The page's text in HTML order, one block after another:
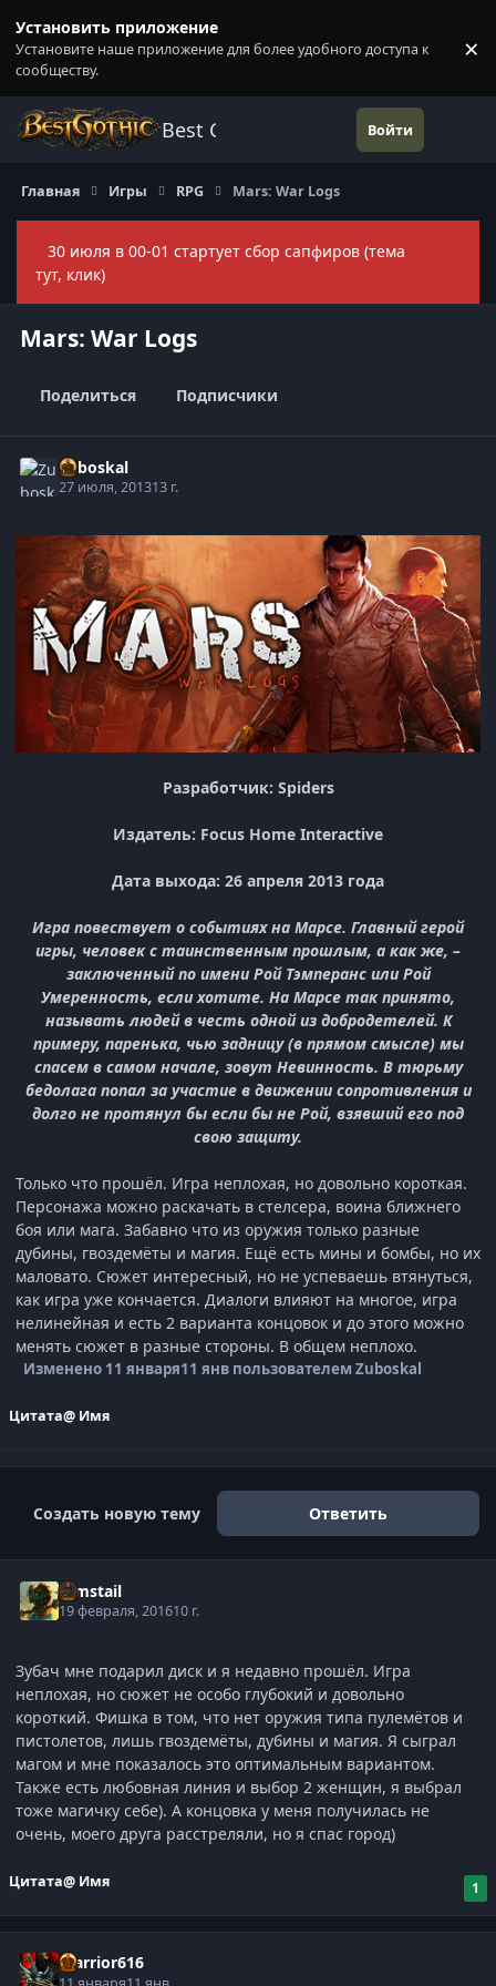
Установить приложение
Установите наше приложение для более удобного доступа к
сообществу.
×
Best Gothic Forums Войти
Главная Игры RPG Mars: War Logs
30 июля в 00-01 стартует сбор сапфиров (тема
тут, клик)
Mars: War Logs
Поделиться Подписчики
Zuboskal
27 июля, 201313 г.
Разработчик: Spiders
Издатель: Focus Home Interactive
Дата выхода: 26 апреля 2013 года
Игра повествует о событиях на Марсе. Главный герой
игры, человек с таинственным прошлым, а как же, –
заключенный по имени Рой Тэмперанс или Рой
Умеренность, если хотите. На Марсе так принято,
называть людей в честь одной из добродетелей. К
примеру, паренька, чью задницу (в прямом смысле) мы
спасем в самом начале, зовут Невинность. В тюрьму
бедолага попал за участие в движении сопротивления и
долго не протянул бы если бы не Рой, взявший его под
свою защиту.
Только что прошёл. Игра неплохая, но довольно короткая.
Персонажа можно раскачать в стелсера, воина ближнего
боя или мага. Забавно что из оружия только разные
дубины, гвоздемёты и магия. Ещё есть мины и бомбы, но их
маловато. Сюжет интересный, но не успеваешь втянуться,
как игра уже кончается. Диалоги влияют на многое, игра
нелинейная и есть 2 варианта концовок и до этого можно
менять сюжет в разные стороны. В общем неплохо.
Изменено 11 января11 янвпользователем Zuboskal
Цитата@ Имя
Создать новую тему Ответить
Gimstail
19 февраля, 201610 г.
Зубач мне подарил диск и я недавно прошёл. Игра
неплохая, но сюжет не особо глубокий и довольно
короткий. Фишка в том, что нет оружия типа пулемётов и
пистолетов, лишь гвоздемёты, дубины и магия. Я сыграл
магом и мне показалось это оптимальным вариантом.
Также есть любовная линия и выбор 2 женщин, я выбрал
тоже магичку себе). А концовка у меня получилась не
очень, моего друга расстреляли, но я спас город)
Цитата@ Имя 1
Warrior616